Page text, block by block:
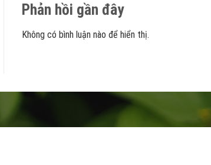
Phản hồi gần đây
Không có bình luận nào để hiển thị.